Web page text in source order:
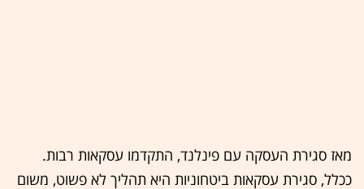
מאז סגירת העסקה עם פינלנד, התקדמו עסקאות רבות.
ככלל, סגירת עסקאות ביטחוניות היא תהליך לא פשוט, משום